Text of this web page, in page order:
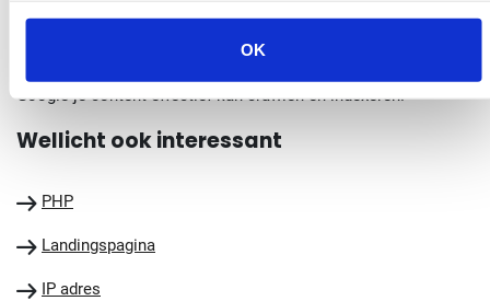
OK
het zorgen dat de site technisch goed in elkaar zit, zodat
Google je content effectief kan crawlen en indexeren.
Wellicht ook interessant
PHP
Landingspagina
IP adres